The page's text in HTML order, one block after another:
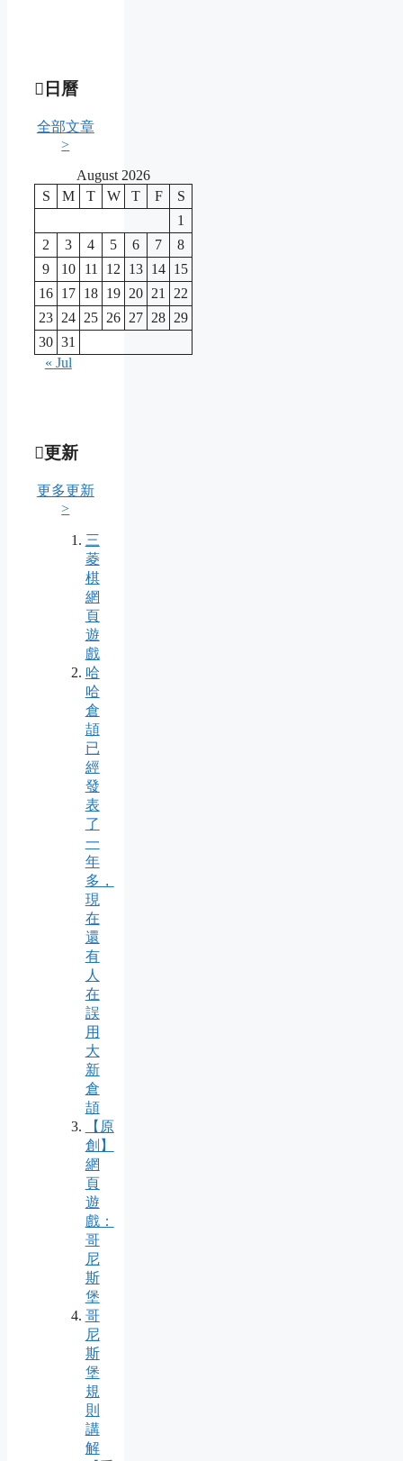
日曆
全部文章
>
August 2026
S
M T W T F
S
1
2
3 4 5 6 7
8
9
10 11 12 13 14 15
16 17 18 19 20 21
22
23 24 25 26 27 28 29
30 31
« Jul
更新
更多更新
>
三
菱
棋
網
頁
遊
戲
哈
哈
倉
頡
已
經
發
表
了
一
年
多，
現
在
還
有
人
在
誤
用
大
新
倉
頡
【原
創】
網
頁
遊
戲：
哥
尼
斯
堡
哥
尼
斯
堡
規
則
講
解